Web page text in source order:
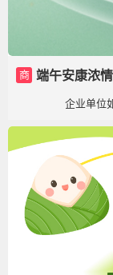
商 端午安康浓
企业单位